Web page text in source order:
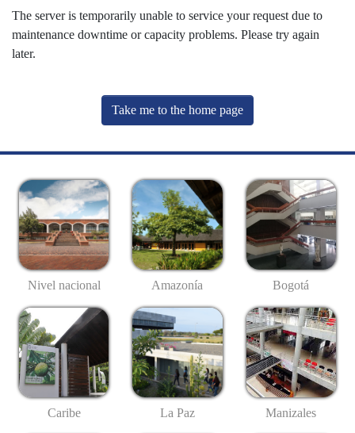
The server is temporarily unable to service your request due to
maintenance downtime or capacity problems. Please try again
later.
Take me to the home page
Nivel nacional Amazonía Bogotá
Caribe La Paz Manizales